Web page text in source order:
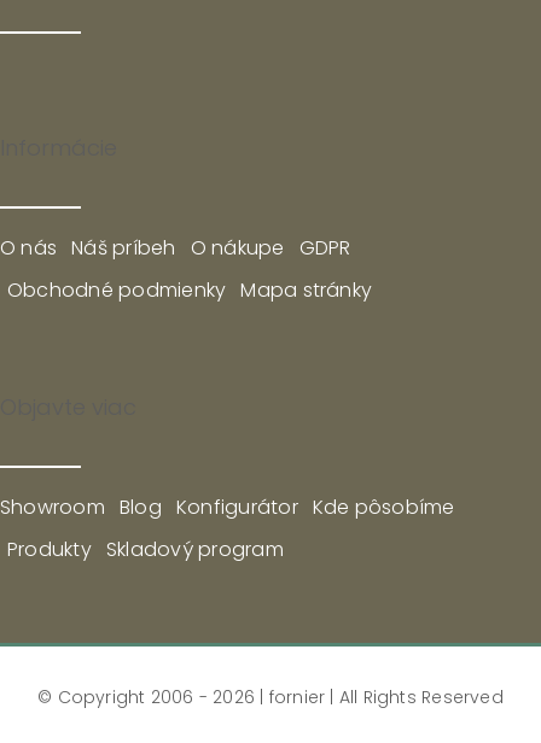
O nás Náš príbeh O nákupe
GDPR
Obchodné podmienky Mapa stránky
Showroom Blog Konfigurátor Kde pôsobíme
Produkty Skladový program
© Copyright 2006 - 2026 | fornier | All Rights Reserved